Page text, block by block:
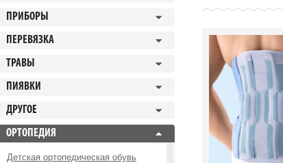
ПРИБОРЫ
ПЕРЕВЯЗКА
ТРАВЫ
ПИЯВКИ
ДРУГОЕ
ОРТОПЕДИЯ
Детская ортопедическая обувь